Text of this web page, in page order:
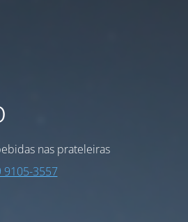
nas prateleiras
9105-3557